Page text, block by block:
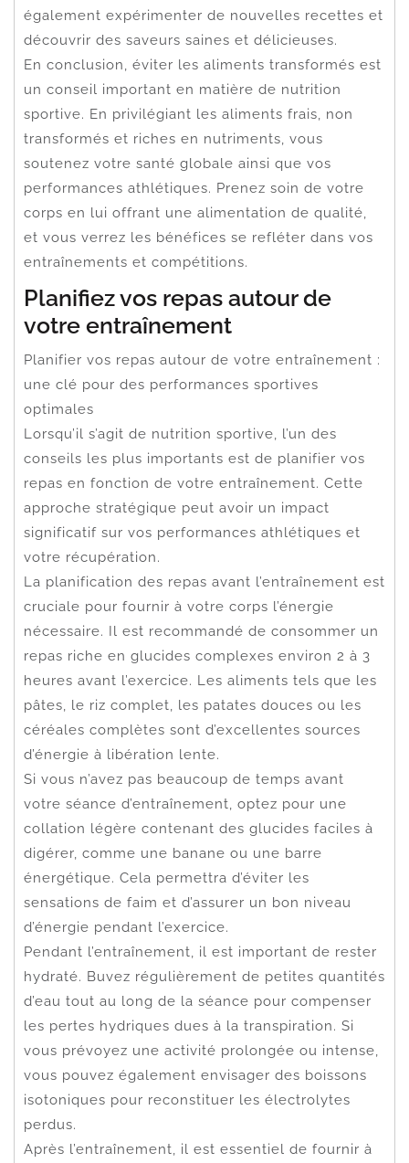
également expérimenter de nouvelles recettes et
découvrir des saveurs saines et délicieuses.
En conclusion, éviter les aliments transformés est
un conseil important en matière de nutrition
sportive. En privilégiant les aliments frais, non
transformés et riches en nutriments, vous
soutenez votre santé globale ainsi que vos
performances athlétiques. Prenez soin de votre
corps en lui offrant une alimentation de qualité,
et vous verrez les bénéfices se refléter dans vos
entraînements et compétitions.
Planifiez vos repas autour de
votre entraînement
Planifier vos repas autour de votre entraînement :
une clé pour des performances sportives
optimales
Lorsqu’il s’agit de nutrition sportive, l’un des
conseils les plus importants est de planifier vos
repas en fonction de votre entraînement. Cette
approche stratégique peut avoir un impact
significatif sur vos performances athlétiques et
votre récupération.
La planification des repas avant l’entraînement est
cruciale pour fournir à votre corps l’énergie
nécessaire. Il est recommandé de consommer un
repas riche en glucides complexes environ 2 à 3
heures avant l’exercice. Les aliments tels que les
pâtes, le riz complet, les patates douces ou les
céréales complètes sont d’excellentes sources
d’énergie à libération lente.
Si vous n’avez pas beaucoup de temps avant
votre séance d’entraînement, optez pour une
collation légère contenant des glucides faciles à
digérer, comme une banane ou une barre
énergétique. Cela permettra d’éviter les
sensations de faim et d’assurer un bon niveau
d’énergie pendant l’exercice.
Pendant l’entraînement, il est important de rester
hydraté. Buvez régulièrement de petites quantités
d’eau tout au long de la séance pour compenser
les pertes hydriques dues à la transpiration. Si
vous prévoyez une activité prolongée ou intense,
vous pouvez également envisager des boissons
isotoniques pour reconstituer les électrolytes
perdus.
Après l’entraînement, il est essentiel de fournir à